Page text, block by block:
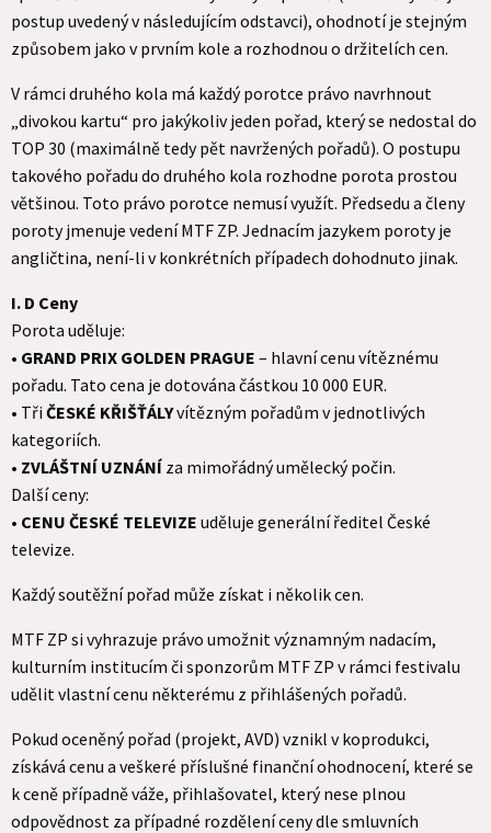
postup uvedený v následujícím odstavci), ohodnotí je stejným
způsobem jako v prvním kole a rozhodnou o držitelích cen.
V rámci druhého kola má každý porotce právo navrhnout
„divokou kartu“ pro jakýkoliv jeden pořad, který se nedostal do
TOP 30 (maximálně tedy pět navržených pořadů). O postupu
takového pořadu do druhého kola rozhodne porota prostou
většinou. Toto právo porotce nemusí využít. Předsedu a členy
poroty jmenuje vedení MTF ZP. Jednacím jazykem poroty je
angličtina, není-li v konkrétních případech dohodnuto jinak.
I. D Ceny
Porota uděluje:
• GRAND PRIX GOLDEN PRAGUE – hlavní cenu vítěznému
pořadu. Tato cena je dotována částkou 10 000 EUR.
• Tři ČESKÉ KŘIŠŤÁLYvítězným pořadům v jednotlivých
kategoriích.
• ZVLÁŠTNÍ UZNÁNÍ za mimořádný umělecký počin.
Další ceny:
• CENU ČESKÉ TELEVIZE uděluje generální ředitel České
televize.
Každý soutěžní pořad může získat i několik cen.
MTF ZP si vyhrazuje právo umožnit významným nadacím,
kulturním institucím či sponzorům MTF ZP v rámci festivalu
udělit vlastní cenu některému z přihlášených pořadů.
Pokud oceněný pořad (projekt, AVD) vznikl v koprodukci,
získává cenu a veškeré příslušné finanční ohodnocení, které se
k ceně případně váže, přihlašovatel, který nese plnou
odpovědnost za případné rozdělení ceny dle smluvních